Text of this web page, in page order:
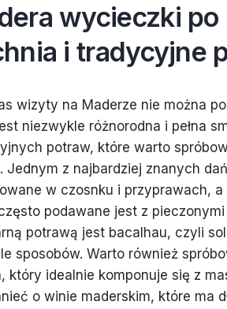
wycieczki po
i tradycyjne
wizyty na Maderze nie można
niezwykle różnorodna i pełna
potraw, które warto
Jednym z najbardziej znanych
w czosnku i przyprawach,
podawane jest z pieczonymi
potrawą jest bacalhau, czyli
sposobów. Warto również
który idealnie komponuje się z
o winie maderskim, które ma